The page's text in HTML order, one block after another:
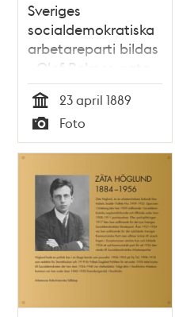
Sveriges
socialdemokratiska
arbetareparti bildas
- Olof Palmes gata
12 – minnesmärke
Tid
23 april 1889
Typ
Foto